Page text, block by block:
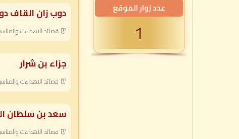
دوب زان القاف
قصائد الاهداءت
جزاء بن شرار
قصائد الاهداءت
سعد بن سلطان
قصائد الاهداءت
عدد زوار الموقع
1